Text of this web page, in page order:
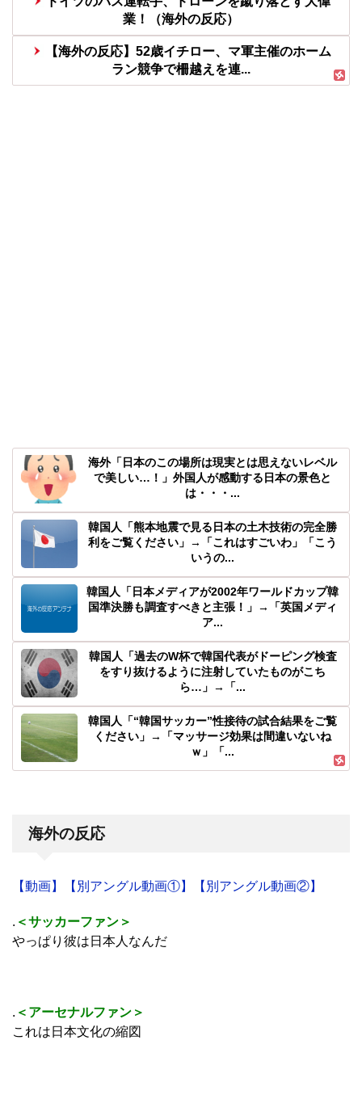
業！（海外の反応）
【海外の反応】52歳イチロー、マ軍主催のホーム
ラン競争で柵越えを連...
海外「日本のこの場所は現実とは思えないレベル
で美しい…！」外国人が感動する日本の景色と
は・・・...
韓国人「熊本地震で見る日本の土木技術の完全勝
利をご覧ください」→「これはすごいわ」「こう
いうの...
韓国人「日本メディアが2002年ワールドカップ韓
国準決勝も調査すべきと主張！」→「英国メディ
ア...
韓国人「過去のW杯で韓国代表がドーピング検査
をすり抜けるように注射していたものがこち
ら…」→「...
韓国人「“韓国サッカー”性接待の試合結果をご覧
ください」→「マッサージ効果は間違いないね
ｗ」「...
海外の反応
【動画】 【別アングル動画①】 【別アングル動画②】
. ＜サッカーファン＞
やっぱり彼は日本人なんだ
. ＜アーセナルファン＞
これは日本文化の縮図